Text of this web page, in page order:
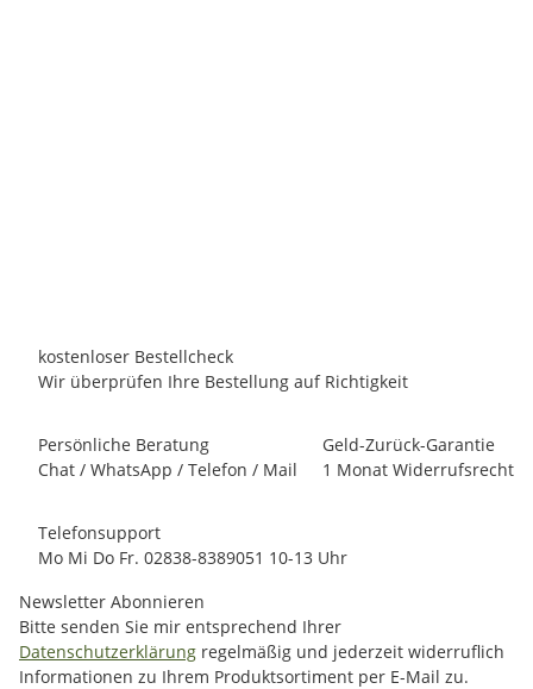
kostenloser Bestellcheck
Wir überprüfen Ihre Bestellung auf Richtigkeit
Persönliche Beratung
Chat / WhatsApp / Telefon / Mail
Geld-Zurück-Garantie
1 Monat Widerrufsrecht
Telefonsupport
Mo Mi Do Fr. 02838-8389051 10-13 Uhr
Newsletter Abonnieren
Bitte senden Sie mir entsprechend Ihrer
Datenschutzerklärung regelmäßig und jederzeit widerruflich
Informationen zu Ihrem Produktsortiment per E-Mail zu.